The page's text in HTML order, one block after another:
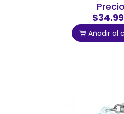
Precio
Añadir al